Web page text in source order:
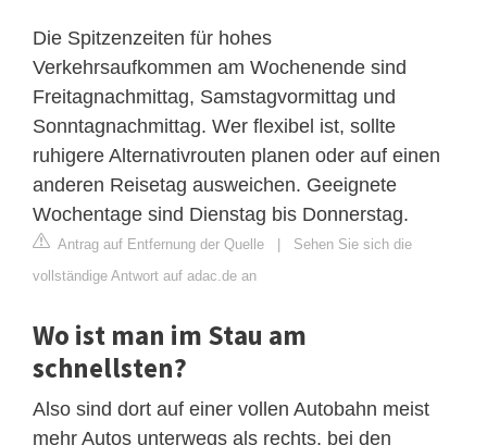
Die Spitzenzeiten für hohes
Verkehrsaufkommen am Wochenende sind
Freitagnachmittag, Samstagvormittag und
Sonntagnachmittag. Wer flexibel ist, sollte
ruhigere Alternativrouten planen oder auf einen
anderen Reisetag ausweichen. Geeignete
Wochentage sind Dienstag bis Donnerstag.
Antrag auf Entfernung der Quelle | Sehen Sie sich die
vollständige Antwort auf adac.de an
Wo ist man im Stau am
schnellsten?
Also sind dort auf einer vollen Autobahn meist
mehr Autos unterwegs als rechts, bei den